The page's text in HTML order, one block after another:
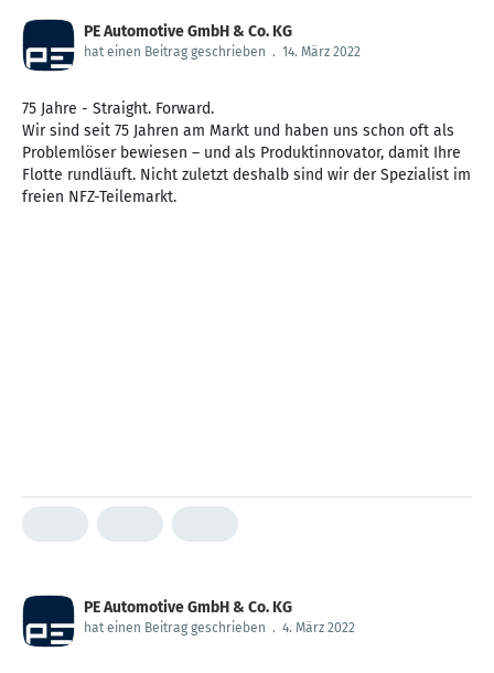
PE Automotive GmbH & Co. KG
hat einen Beitrag geschrieben . 14. März 2022
75 Jahre - Straight. Forward.
Wir sind seit 75 Jahren am Markt und haben uns schon oft als
Problemlöser bewiesen – und als Produktinnovator, damit Ihre
Flotte rundläuft. Nicht zuletzt deshalb sind wir der Spezialist im
freien NFZ-Teilemarkt.
PE Automotive GmbH & Co. KG
hat einen Beitrag geschrieben . 4. März 2022